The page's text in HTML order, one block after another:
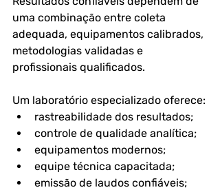
uma combinação entre coleta
adequada, equipamentos calibrados,
metodologias validadas e
profissionais qualificados.
Um laboratório especializado oferece:
rastreabilidade dos resultados;
controle de qualidade analítica;
equipamentos modernos;
equipe técnica capacitada;
emissão de laudos confiáveis;